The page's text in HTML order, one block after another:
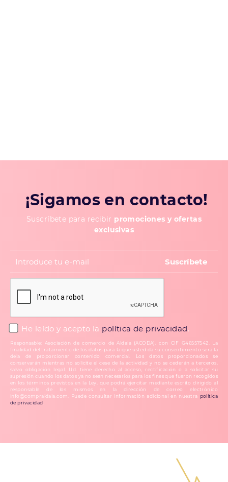
¡Sigamos en contacto!
Suscríbete para recibir promociones y ofertas
exclusivas
He leído y acepto la política de privacidad.
Responsable: Asociación de comercio de Aldaia (ACODA), con CIF G46557542. La
finalidad del tratamiento de los datos para la que usted da su consentimiento será la
dela de proporcionar contenido comercial. Los datos proporcionados se
conservarán mientras no solicite el cese de la actividad y no se cederán a terceros,
salvo obligación legal. Ud. tiene derecho al acceso, rectificación o a solicitar su
supresión cuando los datos ya no sean necesarios para los fines que fueron recogidos
en los términos previstos en la Ley, que podrá ejercitar mediante escrito dirigido al
responsable de los mismos en la dirección de correo electrónico
info@compraldaia.com. Puede consultar información adicional en nuestra política
de privacidad.